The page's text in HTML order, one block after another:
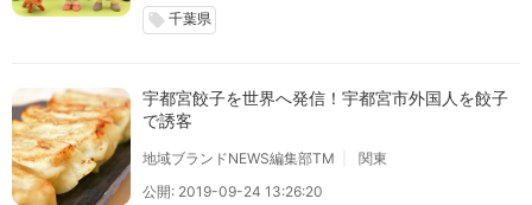
local_offer 千葉県
宇都宮餃子を世界へ発信！宇都宮市外国人を餃子
で誘客
地域ブランドNEWS編集部TM
関東
公開: 2019-09-24 13:26:20